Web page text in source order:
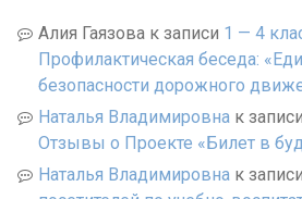
Алия Гаязова к записи 1 — 4
Профилактическая беседа:
безопасности дорожного
Наталья Владимировна к записи
Отзывы о Проекте «Билет в
Наталья Владимировна к записи